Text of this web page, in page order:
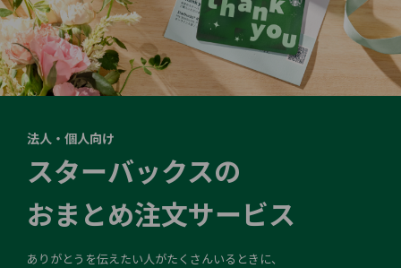
法人・個人向け
スターバックスの
おまとめ注文サービス
ありがとうを伝えたい人がたくさんいるときに、